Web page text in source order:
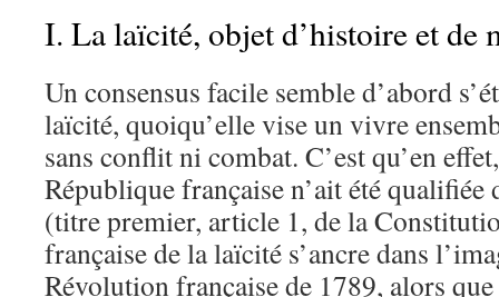
I. La laïcité, objet d’histoire et de
Un consensus facile semble d’abord
laïcité, quoiqu’elle vise un vivre
sans conflit ni combat. C’est qu’en
République française n’ait été qualifiée
(titre premier, article 1, de la
française de la laïcité s’ancre dans
Révolution française de 1789, alors que